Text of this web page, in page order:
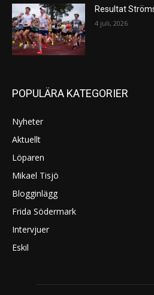
Resultat
4 juli, 2026
POPULÄRA KATEGORIER
Nyheter
Aktuellt
Löparen
Mikael Tisjö
Blogginlägg
Frida Södermark
Intervjuer
Eskil